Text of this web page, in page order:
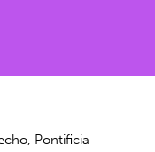
Pontificia